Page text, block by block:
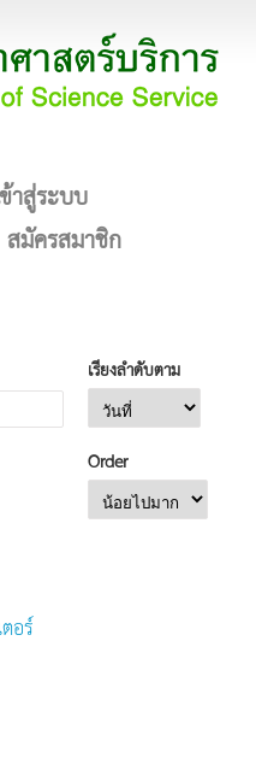
าสู่ระบบ
สมัครสมาชิก
เรียงลำดับตาม
Order
อร์